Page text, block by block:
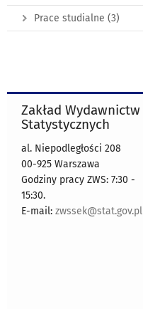
Prace studialne (3)
Zakład Wydawnictw
Statystycznych
al. Niepodległości 208
00-925 Warszawa
Godziny pracy ZWS: 7:30 -
15:30.
E-mail: zwssek@stat.gov.pl